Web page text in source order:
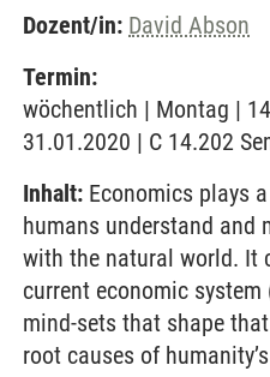
Dozent/in: David Abson
Termin:
wöchentlich | Montag |
31.01.2020 | C 14.202
Inhalt: Economics plays
humans understand and
with the natural world. It
current economic
mind-sets that shape
root causes of